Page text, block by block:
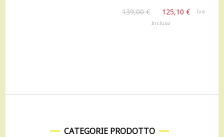
139,00€
prezzo
125,10 €
IlIva
Inclusa
CATEGORIE PRODOTTO